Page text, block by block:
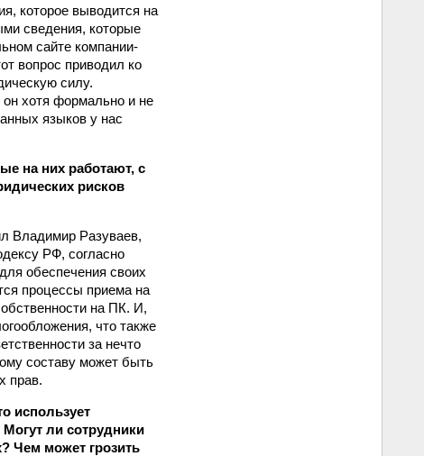
которое выводится на
сведения, которые
сайте компании-
вопрос приводил ко
силу.
хотя формально и не
языков у нас
на них работают, с
рисков
Владимир Разуваев,
РФ, согласно
обеспечения своих
процессы приема на
на ПК. И,
что также
за нечто
составу может быть
прав.
использует
ли сотрудники
Чем может грозить